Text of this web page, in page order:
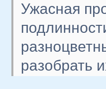
Ужасная
разобрать